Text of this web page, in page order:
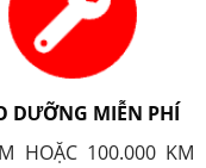
DƯỠNG MIỄN PHÍ
HOẶC 100.000 KM